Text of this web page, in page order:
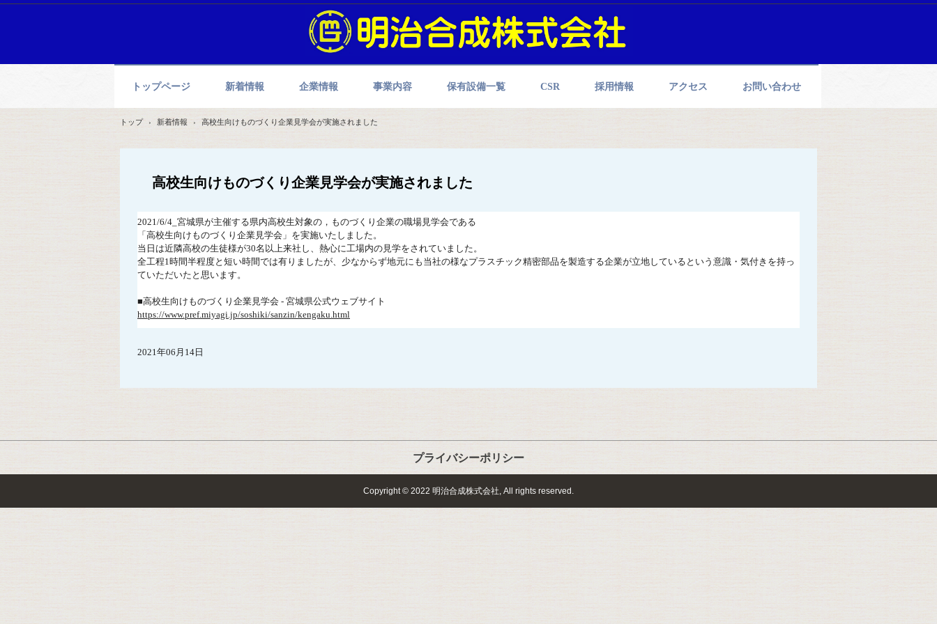
トップページ 新着情報 企業情報 事業内容 保有設備一覧 CSR 採用情報 アクセス お問い合わせ
トップ › 新着情報 › 高校生向けものづくり企業見学会が実施されました
高校生向けものづくり企業見学会が実施されました
2021/6/4_宮城県が主催する県内高校生対象の，ものづくり企業の職場見学会である
「高校生向けものづくり企業見学会」を実施いたしました。
当日は近隣高校の生徒様が30名以上来社し、熱心に工場内の見学をされていました。
全工程1時間半程度と短い時間では有りましたが、少なからず地元にも当社の様なプラスチック精密部品を製造する企業が立地しているという意識・気付きを持っ
ていただいたと思います。
■高校生向けものづくり企業見学会 - 宮城県公式ウェブサイト
https://www.pref.miyagi.jp/soshiki/sanzin/kengaku.html
2021年06月14日
プライバシーポリシー
Copyright © 2022 明治合成株式会社, All rights reserved.